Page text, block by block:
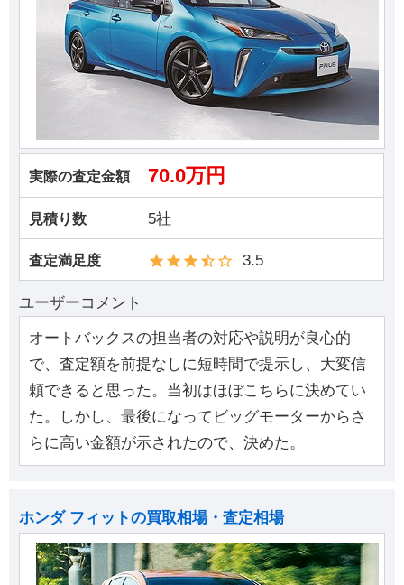
実際の査定金額 70.0万円
見積り数 5社
査定満足度 3.5
ユーザーコメント
オートバックスの担当者の対応や説明が良心的
で、査定額を前提なしに短時間で提示し、大変信
頼できると思った。当初はほぼこちらに決めてい
た。しかし、最後になってビッグモーターからさ
らに高い金額が示されたので、決めた。
ホンダ フィットの買取相場・査定相場